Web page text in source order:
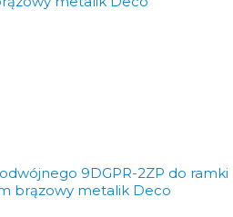
9DGPR-2ZP do ramki
brązowy metalik Deco